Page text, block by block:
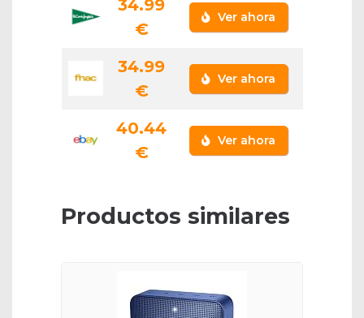
34.99
€
Ver ahora
34.99
€
Ver ahora
40.44
€
Ver ahora
Productos similares